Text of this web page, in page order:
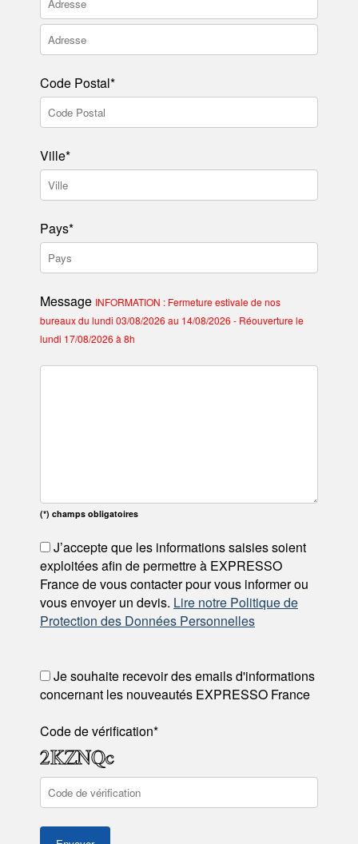
Code Postal*
Ville*
Pays*
Message INFORMATION : Fermeture estivale de nos
bureaux du lundi 03/08/2026 au 14/08/2026 - Réouverture le
lundi 17/08/2026 à 8h
(*) champs obligatoires
J’accepte que les informations saisies soient
exploitées afin de permettre à EXPRESSO
France de vous contacter pour vous informer ou
vous envoyer un devis. Lire notre Politique de
Protection des Données Personnelles
Je souhaite recevoir des emails d'informations
concernant les nouveautés EXPRESSO France
Code de vérification*